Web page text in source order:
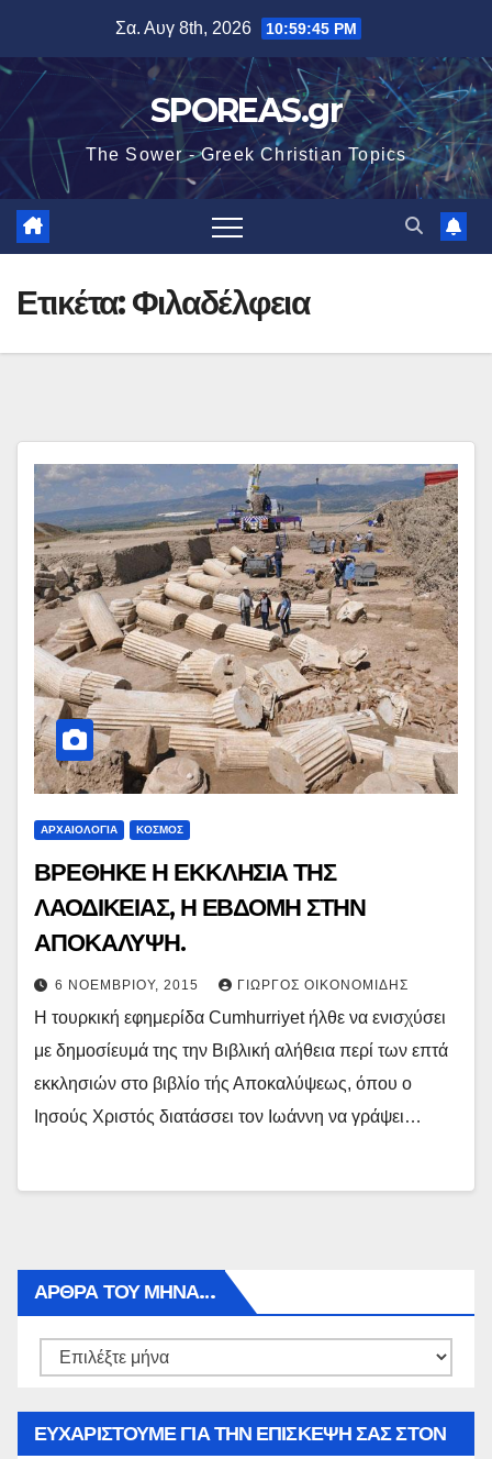
περιεχόμενο
Σα. Αυγ 8th, 2026 10:59:45 PM
SPOREAS.gr
The Sower - Greek Christian Topics
Ετικέτα:Φιλαδέλφεια
ΑΡΧΑΙΟΛΟΓΙΑ ΚΟΣΜΟΣ
ΒΡΕΘΗΚΕ Η ΕΚΚΛΗΣΙΑ ΤΗΣ
ΛΑΟΔΙΚΕΙΑΣ, Η ΕΒΔΟΜΗ ΣΤΗΝ
ΑΠΟΚΑΛΥΨΗ.
6 ΝΟΕΜΒΡΊΟΥ, 2015 ΓΙΏΡΓΟΣ ΟΙΚΟΝΟΜΊΔΗΣ
Η τουρκική εφημερίδα Cumhurriyet ήλθε να ενισχύσει
με δημοσίευμά της την Βιβλική αλήθεια περί των επτά
εκκλησιών στο βιβλίο τής Αποκαλύψεως, όπου ο
Ιησούς Χριστός διατάσσει τον Ιωάννη να γράψει…
ΑΡΘΡΑ ΤΟΥ ΜΉΝΑ…
Αρθρα
ΕΥΧΑΡΙΣΤΟΥΜΕ ΓΙΑ ΤΗΝ ΕΠΙΣΚΕΨΗ ΣΑΣ ΣΤΟΝ